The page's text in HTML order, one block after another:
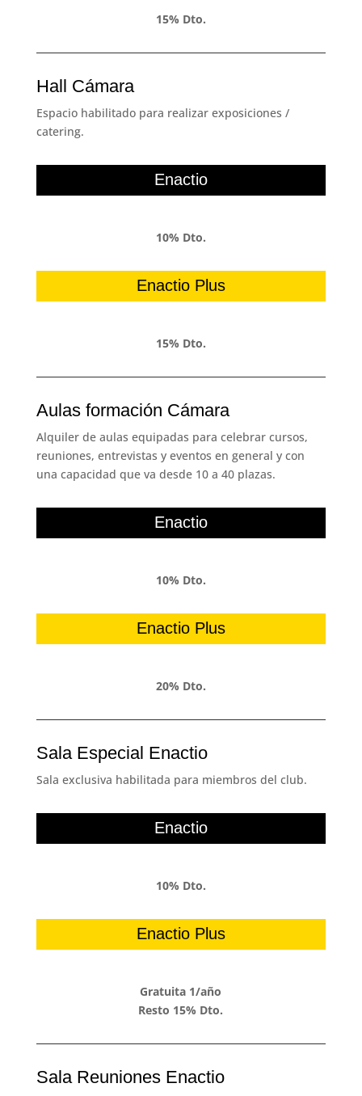
15% Dto.
Hall Cámara
Espacio habilitado para realizar exposiciones /
catering.
Enactio
10% Dto.
Enactio Plus
15% Dto.
Aulas formación Cámara
Alquiler de aulas equipadas para celebrar cursos,
reuniones, entrevistas y eventos en general y con
una capacidad que va desde 10 a 40 plazas.
Enactio
10% Dto.
Enactio Plus
20% Dto.
Sala Especial Enactio
Sala exclusiva habilitada para miembros del club.
Enactio
10% Dto.
Enactio Plus
Gratuita 1/año
Resto 15% Dto.
Sala Reuniones Enactio